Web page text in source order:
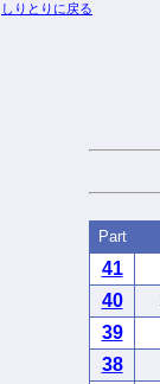
Part
41
40
39
38
しりとりに戻る